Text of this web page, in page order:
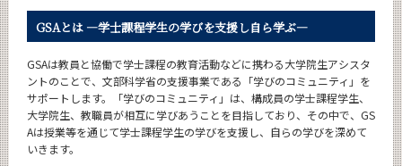
GSAとは ―学士課程学生の学びを支援し自ら学ぶ―
GSAは教員と協働で学士課程の教育活動などに携わる大学院生アシスタ
ントのことで、文部科学省の支援事業である「学びのコミュニティ」を
サポートします。「学びのコミュニティ」は、構成員の学士課程学生、
大学院生、教職員が相互に学びあうことを目指しており、その中で、GS
Aは授業等を通じて学士課程学生の学びを支援し、自らの学びを深めて
いきます。
CLOSE